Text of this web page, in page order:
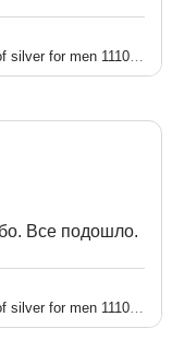
Все подошло.